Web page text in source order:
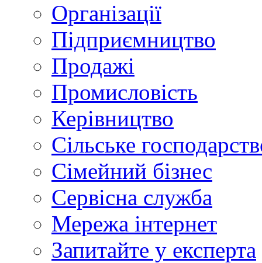
Організації
Підприємництво
Продажі
Промисловість
Керівництво
Сільське
Сімейний бізнес
Сервісна служба
Мережа інтернет
Запитайте у експерта